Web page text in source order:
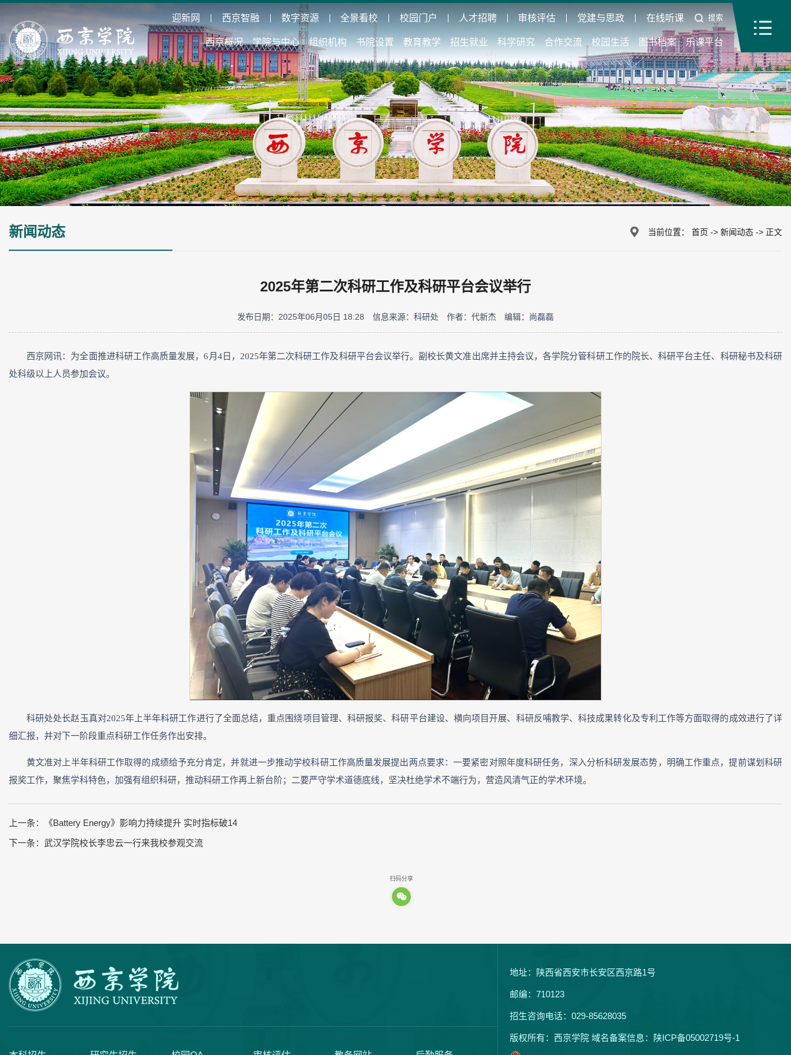
迎新网 西京智融 数字资源 全景看校 校园门户 人才招聘 审核评估 党建与思政 在线听课 搜索
西京概况 学院与中心 组织机构 书院设置 教育教学 招生就业 科学研究 合作交流 校园生活 图书档案 乐课平台
新闻动态 当前位置： 首页 -> 新闻动态 -> 正文
2025年第二次科研工作及科研平台会议举行
发布日期：2025年06月05日 18:28 信息来源：科研处 作者：代新杰 编辑：尚磊磊
西京网讯：为全面推进科研工作高质量发展，6月4日，2025年第二次科研工作及科研平台会议举行。副校长黄文准出席并主持会议，各学院分管科研工作的院长、科研平台主任、科研秘书及科研
处科级以上人员参加会议。
科研处处长赵玉真对2025年上半年科研工作进行了全面总结，重点围绕项目管理、科研报奖、科研平台建设、横向项目开展、科研反哺教学、科技成果转化及专利工作等方面取得的成效进行了详
细汇报，并对下一阶段重点科研工作任务作出安排。
黄文准对上半年科研工作取得的成绩给予充分肯定，并就进一步推动学校科研工作高质量发展提出两点要求：一要紧密对照年度科研任务，深入分析科研发展态势，明确工作重点，提前谋划科研
报奖工作，聚焦学科特色，加强有组织科研，推动科研工作再上新台阶；二要严守学术道德底线，坚决杜绝学术不端行为，营造风清气正的学术环境。
上一条：
《Battery Energy》影响力持续提升 实时指标破14
下一条： 武汉学院校长李忠云一行来我校参观交流
扫码分享
地址：陕西省西安市长安区西京路1号
邮编：710123
招生咨询电话：029-85628035
版权所有：西京学院 域名备案信息： 陕ICP备05002719号-1